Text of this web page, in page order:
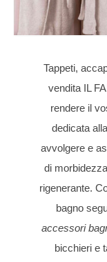
Tappeti,
vendita IL
rendere il
dedicata
avvolgere e
di
rigenerante.
bagno
accessori
bicchieri e